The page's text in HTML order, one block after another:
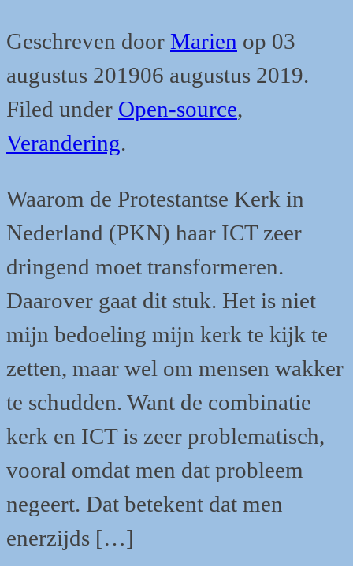
Geschreven door Marien op 03
augustus 201906 augustus 2019.
Filed under Open-source,
Verandering.
Waarom de Protestantse Kerk in
Nederland (PKN) haar ICT zeer
dringend moet transformeren.
Daarover gaat dit stuk. Het is niet
mijn bedoeling mijn kerk te kijk te
zetten, maar wel om mensen wakker
te schudden. Want de combinatie
kerk en ICT is zeer problematisch,
vooral omdat men dat probleem
negeert. Dat betekent dat men
enerzijds […]